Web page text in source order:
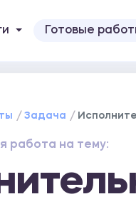
Готовые
Задача
работа на тему: